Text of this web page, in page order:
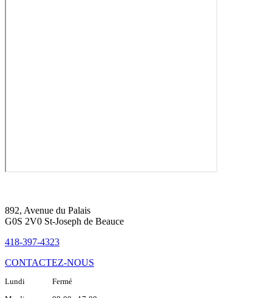
892, Avenue du Palais
G0S 2V0 St-Joseph de Beauce
418-397-4323
CONTACTEZ-NOUS
Lundi Fermé